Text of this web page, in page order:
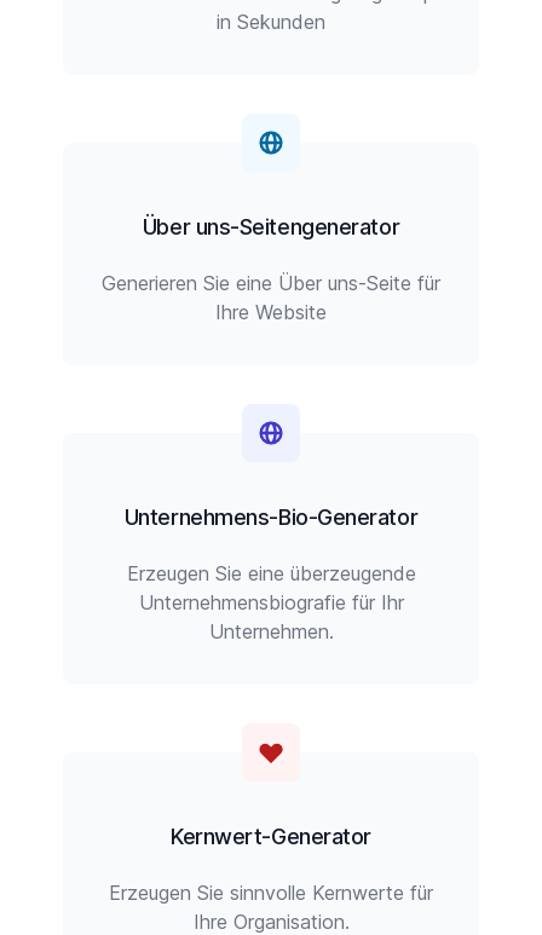
in Sekunden
Über uns-Seitengenerator
Generieren Sie eine Über uns-Seite für
Ihre Website
Unternehmens-Bio-Generator
Erzeugen Sie eine überzeugende
Unternehmensbiografie für Ihr
Unternehmen.
Kernwert-Generator
Erzeugen Sie sinnvolle Kernwerte für
Ihre Organisation.